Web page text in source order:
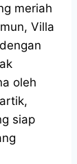
meriah
Villa
oleh
siap